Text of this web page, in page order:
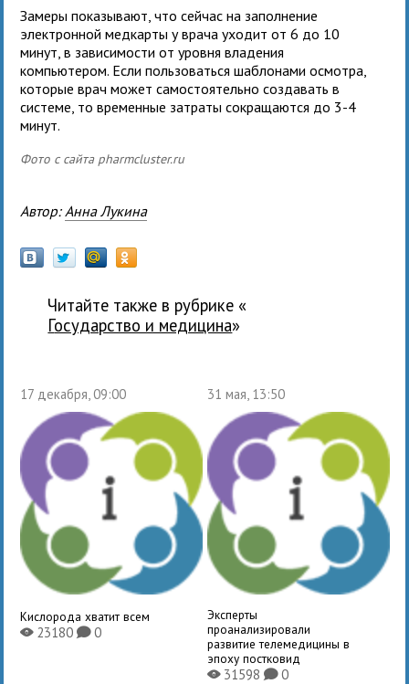
Замеры показывают, что сейчас на заполнение
электронной медкарты у врача уходит от 6 до 10
минут, в зависимости от уровня владения
компьютером. Если пользоваться шаблонами осмотра,
которые врач может самостоятельно создавать в
системе, то временные затраты сокращаются до 3-4
минут.
Фото с сайта pharmcluster.ru
Автор: Анна Лукина
Читайте также в рубрике «
государство и медицина»
17 декабря, 09:00
Кислорода хватит всем
X23180K0
31 мая, 13:50
Эксперты
проанализировали
развитие телемедицины в
эпоху постковид
X31598 K0